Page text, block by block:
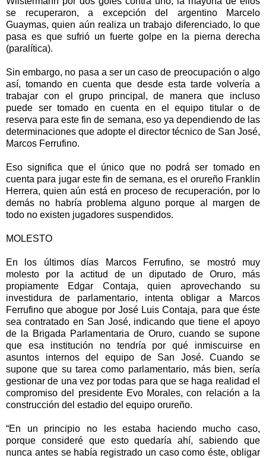
se recuperaron, a excepción del argentino Marcelo
Guaymas, quien aún realiza un trabajo diferenciado, lo que
pasa es que sufrió un fuerte golpe en la pierna derecha
(paralítica).
Sin embargo, no pasa a ser un caso de preocupación o algo
así, tomando en cuenta que desde esta tarde volvería a
trabajar con el grupo principal, de manera que incluso
puede ser tomado en cuenta en el equipo titular o de
reserva para este fin de semana, eso ya dependiendo de las
determinaciones que adopte el director técnico de San José,
Marcos Ferrufino.
Eso significa que el único que no podrá ser tomado en
cuenta para jugar este fin de semana, es el orureño Franklin
Herrera, quien aún está en proceso de recuperación, por lo
demás no habría problema alguno porque al margen de
todo no existen jugadores suspendidos.
MOLESTO
En los últimos días Marcos Ferrufino, se mostró muy
molesto por la actitud de un diputado de Oruro, más
propiamente Edgar Contaja, quien aprovechando su
investidura de parlamentario, intenta obligar a Marcos
Ferrufino que abogue por José Luis Contaja, para que éste
sea contratado en San José, indicando que tiene el apoyo
de la Brigada Parlamentaria de Oruro, cuando se supone
que esa institución no tendría por qué inmiscuirse en
asuntos internos del equipo de San José. Cuando se
supone que su tarea como parlamentario, más bien, sería
gestionar de una vez por todas para que se haga realidad el
compromiso del presidente Evo Morales, con relación a la
construcción del estadio del equipo orureño.
“En un principio no les estaba haciendo mucho caso,
porque consideré que esto quedaría ahí, sabiendo que
nunca antes se había registrado un caso como éste, obligar